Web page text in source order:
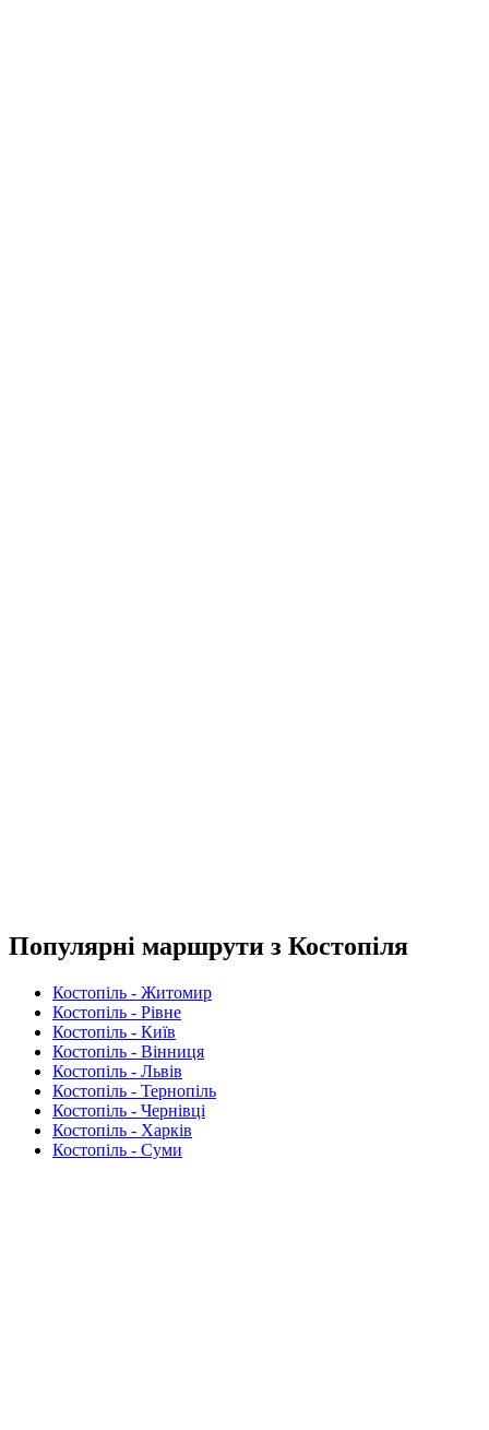
Популярні маршрути з Костопіля
Костопіль - Житомир
Костопіль - Рівне
Костопіль - Київ
Костопіль - Вінниця
Костопіль - Львів
Костопіль - Тернопіль
Костопіль - Чернівці
Костопіль - Харків
Костопіль - Суми